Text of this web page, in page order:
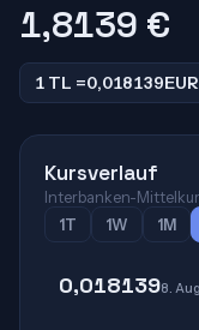
1,8139 €
1 TL =0,018139EUR
Kursverlauf
Interbanken-
1T
1W 1M
0,0181398.